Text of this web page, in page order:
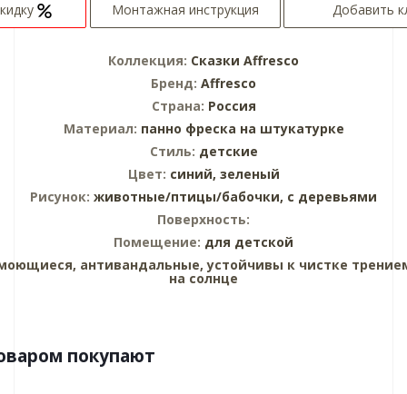
Монтажная инструкция Добавить
Коллекция: Сказки Affresco
Бренд: Affresco
Страна: Россия
Материал: панно фреска на штукатурке
Стиль: детские
Цвет: синий, зеленый
Рисунок: животные/птицы/бабочки, с деревьями
Поверхность:
Помещение: для детской
антивандальные, устойчивы к чистке
на солнце
покупают